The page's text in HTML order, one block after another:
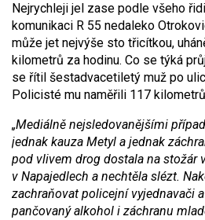
Nejrychleji jel zase podle všeho
komunikaci R 55 nedaleko
může jet nejvýše sto třicítkou,
kilometrů za hodinu. Co se týká
se řítil šestadvacetiletý muž po
Policisté mu naměřili 117
„Mediálně nejsledovanějšími
jednak kauza Metyl a jednak
pod vlivem drog dostala na stožár
v Napajedlech a nechtěla slézt.
zachraňovat policejní vyjednavači
pančovaný alkohol i záchranu